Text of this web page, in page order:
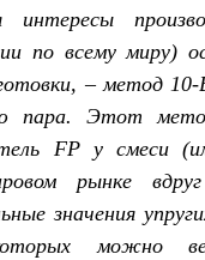
интересы
по всему миру)
– метод
пара. Этот
FPу смеси
рынке
значения
можно